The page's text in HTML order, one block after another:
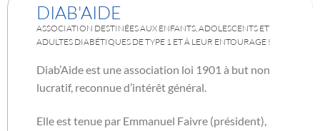
DIAB'AIDE
ASSOCIATION DESTINÉES AUX ENFANTS, ADOLESCENTS ET
ADULTES DIABÉTIQUES DE TYPE 1 ET À LEUR ENTOURAGE !
Diab’Aide est une association loi 1901 à but non
lucratif, reconnue d’intérêt général.
Elle est tenue par Emmanuel Faivre (président),